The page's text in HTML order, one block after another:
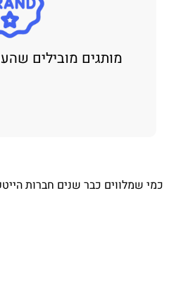
מותגים מובילים
שמלווים כבר שנים חברות